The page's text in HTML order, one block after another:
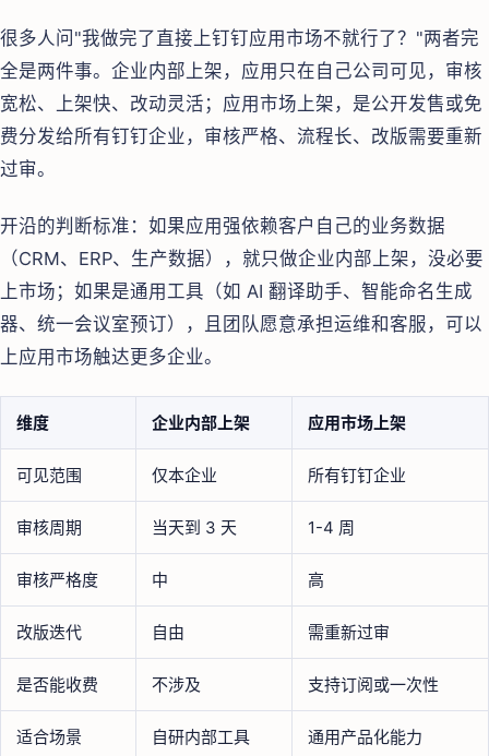
很多人问"我做完了直接上钉钉应用市场不就行了？"两者完
全是两件事。企业内部上架，应用只在自己公司可见，审核
宽松、上架快、改动灵活；应用市场上架，是公开发售或免
费分发给所有钉钉企业，审核严格、流程长、改版需要重新
过审。
开沿的判断标准：如果应用强依赖客户自己的业务数据
（CRM、ERP、生产数据），就只做企业内部上架，没必要
上市场；如果是通用工具（如 AI 翻译助手、智能命名生成
器、统一会议室预订），且团队愿意承担运维和客服，可以
上应用市场触达更多企业。
维度 企业内部上架 应用市场上架
可见范围 仅本企业 所有钉钉企业
审核周期 当天到 3 天 1-4 周
审核严格度 中 高
改版迭代 自由 需重新过审
是否能收费 不涉及 支持订阅或一次性
适合场景 自研内部工具 通用产品化能力